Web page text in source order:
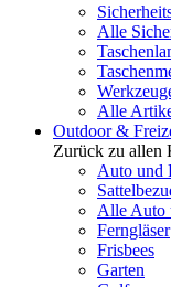
Alle
Alle
Outdoor &
Zurück zu allen
Auto und
Alle Auto
Ferngläser
Frisbees
Garten